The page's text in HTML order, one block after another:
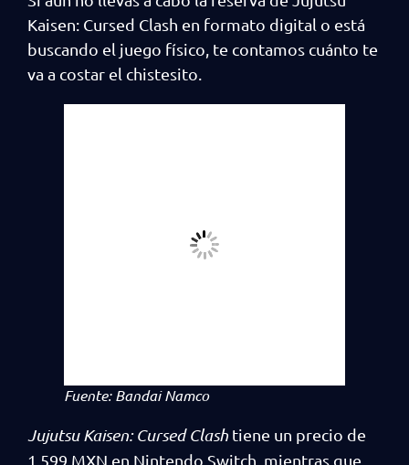
Kaisen: Cursed Clash en formato digital o está
buscando el juego físico, te contamos cuánto te
va a costar el chistesito.
Fuente: Bandai Namco
Jujutsu Kaisen: Cursed Clash tiene un precio de
1,599 MXN en Nintendo Switch, mientras que